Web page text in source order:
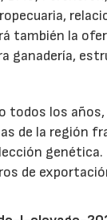
también la
ganadería,
todos los
de la región
de